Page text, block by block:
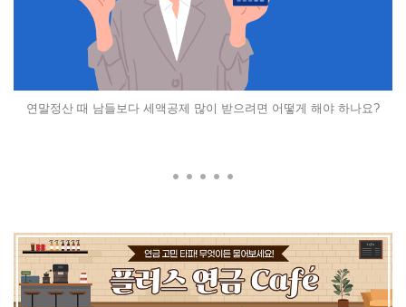
연말정산 때 남들보다 세액공제 많이 받으려면 어떻게 해야 하나요?